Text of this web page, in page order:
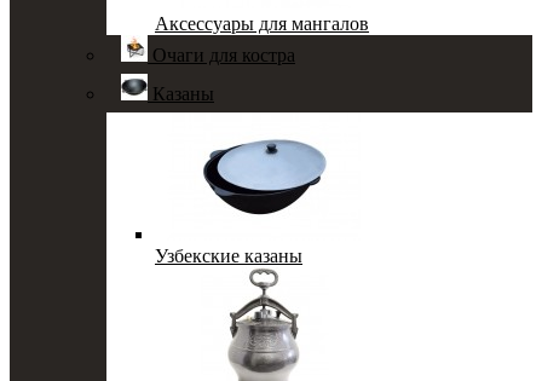
Аксессуары для мангалов
Очаги для костра
Казаны
Узбекские казаны